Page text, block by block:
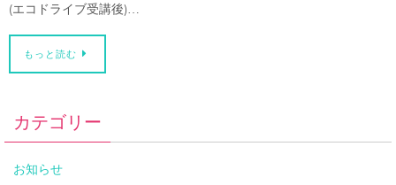
(エコドライブ受講後)…
もっと読む
カテゴリー
お知らせ